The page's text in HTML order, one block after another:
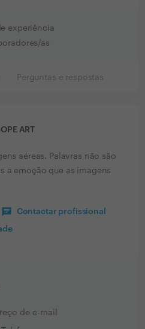
experiência
as
Perguntas e respostas
ART
aéreas. Palavras não são
a emoção que as imagens
Contactar profissional
de e-mail